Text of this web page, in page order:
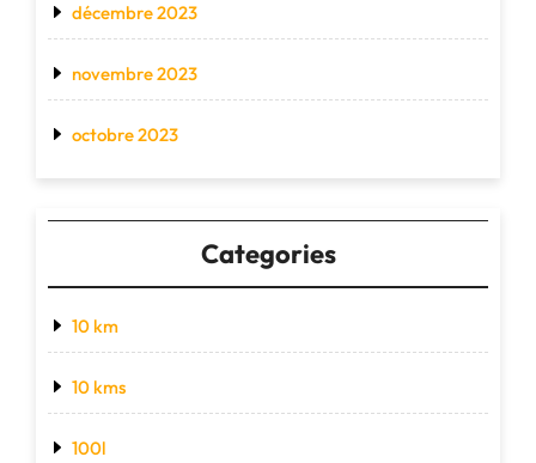
décembre 2023
novembre 2023
octobre 2023
Categories
10 km
10 kms
100l